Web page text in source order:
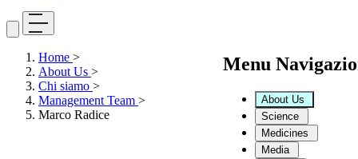
Menu
About Us
Science
Medicines
Media
Home >
About Us >
Chi siamo >
Management Team >
Marco Radice